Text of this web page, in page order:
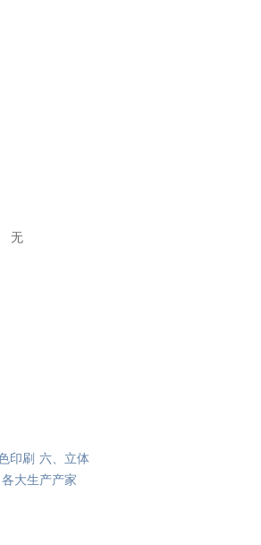
无
印刷 六、立体
大生产产家